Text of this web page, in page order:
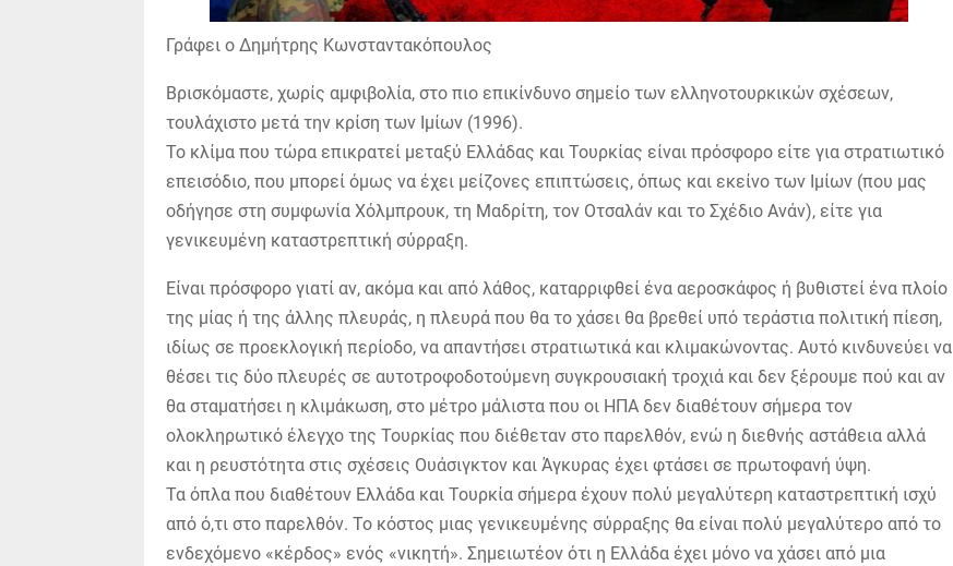
Γράφει ο Δημήτρης Κωνσταντακόπουλος
Βρισκόμαστε, χωρίς αμφιβολία, στο πιο επικίνδυνο σημείο των ελληνοτουρκικών σχέσεων,
τουλάχιστο μετά την κρίση των Ιμίων (1996).
Το κλίμα που τώρα επικρατεί μεταξύ Ελλάδας και Τουρκίας είναι πρόσφορο είτε για στρατιωτικό
επεισόδιο, που μπορεί όμως να έχει μείζονες επιπτώσεις, όπως και εκείνο των Ιμίων (που μας
οδήγησε στη συμφωνία Χόλμπρουκ, τη Μαδρίτη, τον Οτσαλάν και το Σχέδιο Ανάν), είτε για
γενικευμένη καταστρεπτική σύρραξη.
Είναι πρόσφορο γιατί αν, ακόμα και από λάθος, καταρριφθεί ένα αεροσκάφος ή βυθιστεί ένα πλοίο
της μίας ή της άλλης πλευράς, η πλευρά που θα το χάσει θα βρεθεί υπό τεράστια πολιτική πίεση,
ιδίως σε προεκλογική περίοδο, να απαντήσει στρατιωτικά και κλιμακώνοντας. Αυτό κινδυνεύει να
θέσει τις δύο πλευρές σε αυτοτροφοδοτούμενη συγκρουσιακή τροχιά και δεν ξέρουμε πού και αν
θα σταματήσει η κλιμάκωση, στο μέτρο μάλιστα που οι ΗΠΑ δεν διαθέτουν σήμερα τον
ολοκληρωτικό έλεγχο της Τουρκίας που διέθεταν στο παρελθόν, ενώ η διεθνής αστάθεια αλλά
και η ρευστότητα στις σχέσεις Ουάσιγκτον και Άγκυρας έχει φτάσει σε πρωτοφανή ύψη.
Τα όπλα που διαθέτουν Ελλάδα και Τουρκία σήμερα έχουν πολύ μεγαλύτερη καταστρεπτική ισχύ
από ό,τι στο παρελθόν. Το κόστος μιας γενικευμένης σύρραξης θα είναι πολύ μεγαλύτερο από το
ενδεχόμενο «κέρδος» ενός «νικητή». Σημειωτέον ότι η Ελλάδα έχει μόνο να χάσει από μια